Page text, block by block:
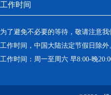
工作时间
为了避免不必要的等待，敬请注意
工作时间，中国大陆法定节假日除外
工作时间：周一至周六 早8:00-晚